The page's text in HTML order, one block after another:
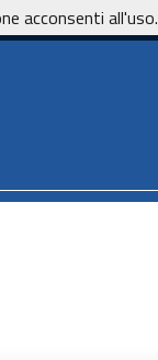
acconsenti all'uso.